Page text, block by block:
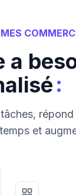
:
et